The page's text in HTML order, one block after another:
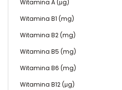
Witamina A (μg)
Witamina B1 (mg)
Witamina B2 (mg)
Witamina B5 (mg)
Witamina B6 (mg)
Witamina B12 (μg)